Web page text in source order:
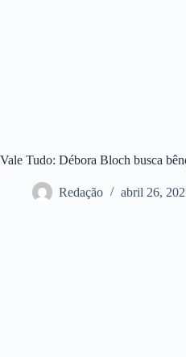
Vale Tudo: Débora Bloch busca
Redação abril 26,